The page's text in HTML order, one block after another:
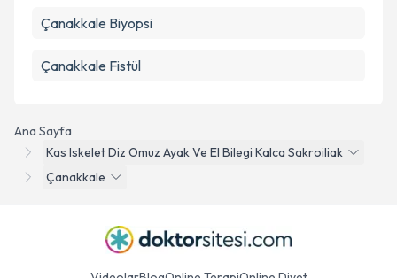
Ana Sayfa
Kas Iskelet Diz Omuz Ayak Ve El Bilegi Kalca Sakroiliak
Çanakkale
Çanakkale Biyopsi
Çanakkale Fistül